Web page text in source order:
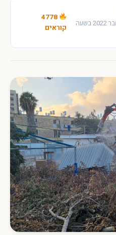
פורסם בתאריך: 7 בספטמבר 2022 בשעה
4778
קוראים